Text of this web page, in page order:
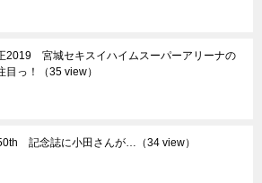
2019 宮城セキスイハイムスーパーアリーナの
目っ！（35 view）
記念誌に小田さんが…（34 view）